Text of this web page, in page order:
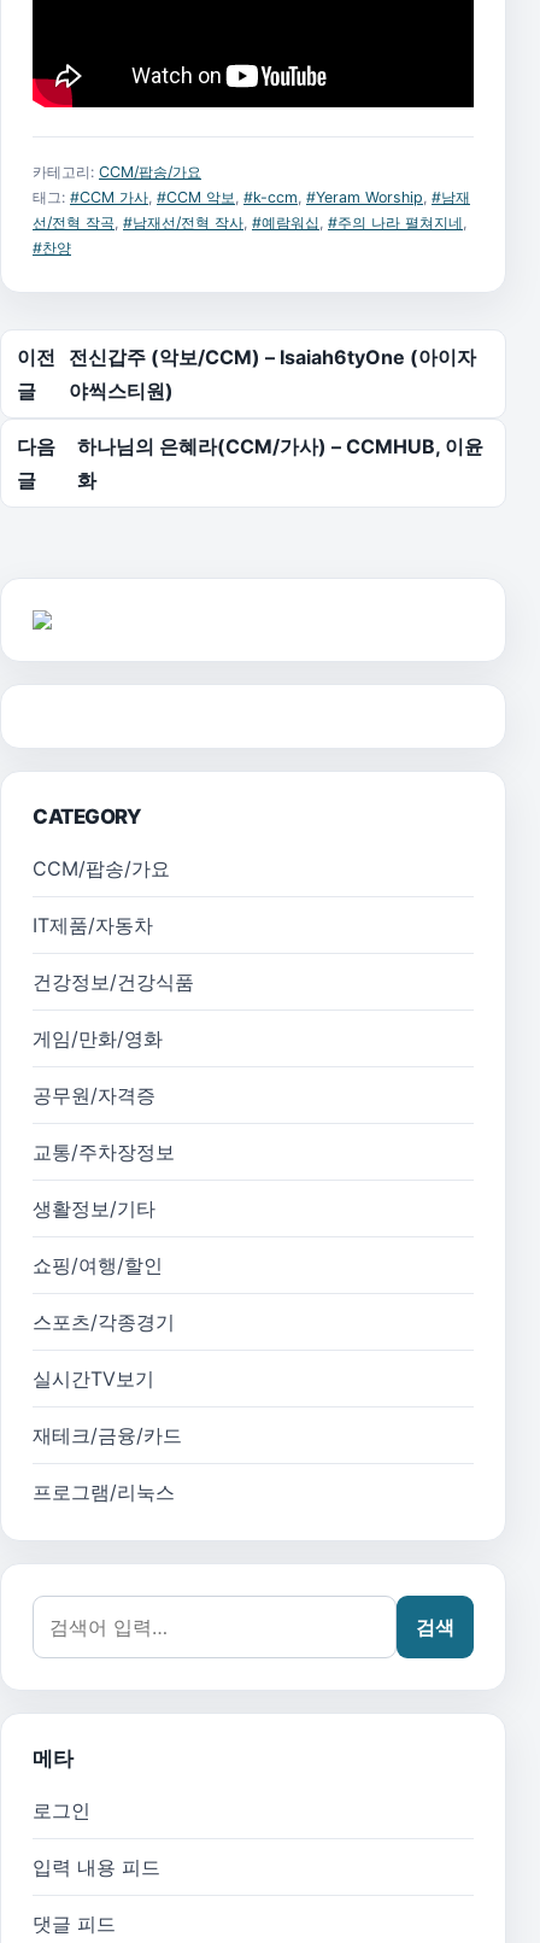
카테고리: CCM/팝송/가요
태그: #CCM 가사, #CCM 악보, #k-ccm, #Yeram Worship, #남재
선/전혁 작곡, #남재선/전혁 작사, #예람워십, #주의 나라 펼쳐지네,
#찬양
글 탐색
이전
글
전신갑주 (악보/CCM) – Isaiah6tyOne (아이자
야씩스티원)
다음
글
하나님의 은혜라(CCM/가사) – CCMHUB, 이윤
화
CATEGORY
CCM/팝송/가요
IT제품/자동차
건강정보/건강식품
게임/만화/영화
공무원/자격증
교통/주차장정보
생활정보/기타
쇼핑/여행/할인
스포츠/각종경기
실시간TV보기
재테크/금융/카드
프로그램/리눅스
검색어:
검색
메타
로그인
입력 내용 피드
댓글 피드